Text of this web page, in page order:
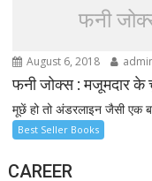
फनी
August 6, 2018
फनी जोक्स : मजूमदार
मूछें हो तो अंडरलाइन जैसी एक
Best Seller Books
CAREER